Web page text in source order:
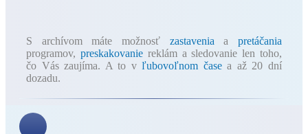
S archívom máte možnosť zastavenia apretáčania
programov, preskakovaniereklám a sledovanie len toho,
čo Vás zaujíma. A to vľubovoľnom časea až 20 dní
dozadu.